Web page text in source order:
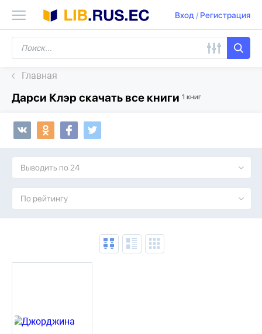
Вход/ Регистрация
Главная
Дарси Клэр скачать все книги 1 книг
Выводить по 24
По рейтингу